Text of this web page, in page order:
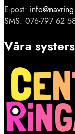
E-post:
SMS: 076-797 62
Våra